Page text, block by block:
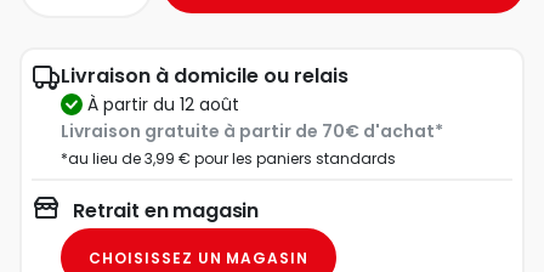
Livraison à domicile ou relais
à partir du 12 août
Livraison gratuite à partir de 70€ d'achat*
*au lieu de 3,99 € pour les paniers standards
Retrait en magasin
CHOISISSEZ UN MAGASIN